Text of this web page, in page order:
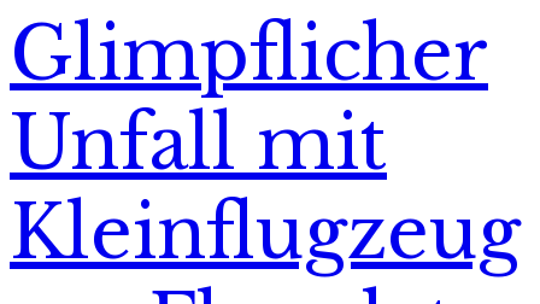
Glimpflicher
Unfall mit
Kleinflugzeug